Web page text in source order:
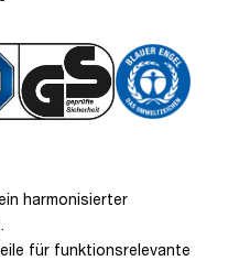
harmonisierter
für funktionsrelevante